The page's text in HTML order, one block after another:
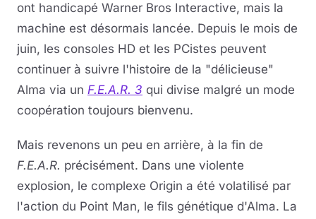
ont handicapé Warner Bros Interactive, mais la
machine est désormais lancée. Depuis le mois de
juin, les consoles HD et les PCistes peuvent
continuer à suivre l'histoire de la "délicieuse"
Alma via un F.E.A.R. 3 qui divise malgré un mode
coopération toujours bienvenu.
Mais revenons un peu en arrière, à la fin de
F.E.A.R. précisément. Dans une violente
explosion, le complexe Origin a été volatilisé par
l'action du Point Man, le fils génétique d'Alma. La